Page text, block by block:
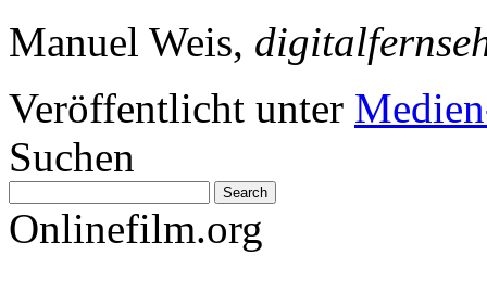
Manuel Weis,
Veröffentlicht unter
Suchen
Onlinefilm.org